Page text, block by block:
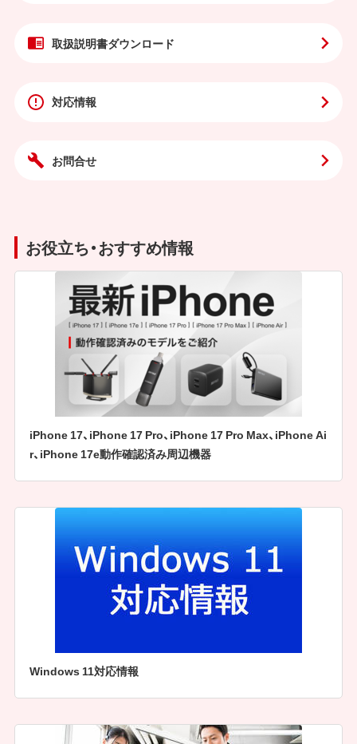
取扱説明書ダウンロード
対応情報
お問合せ
お役立ち・おすすめ情報
iPhone 17、iPhone 17 Pro、iPhone 17 Pro Max、iPhone Ai
r、iPhone 17e動作確認済み周辺機器
Windows 11対応情報